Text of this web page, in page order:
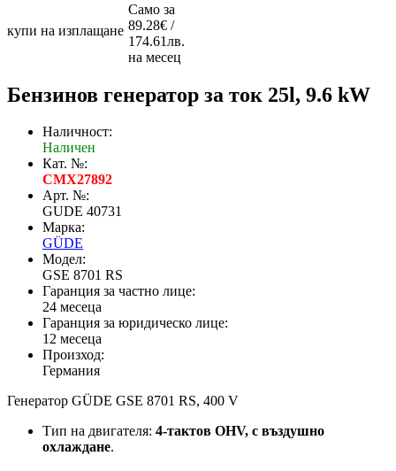
купи на изплащане
Само за
89.28€ /
174.61лв.
на месец
Бензинов генератор за ток 25l, 9.6 kW
Наличност:
Наличен
Кат. №:
CMX27892
Арт. №:
GUDE 40731
Марка:
GÜDE
Модел:
GSE 8701 RS
Гаранция за частно лице:
24 месеца
Гаранция за юридическо лице:
12 месеца
Произход:
Германия
Генератор GÜDE GSE 8701 RS, 400 V
Тип на двигателя: 4-тактов OHV, с въздушно
охлаждане.